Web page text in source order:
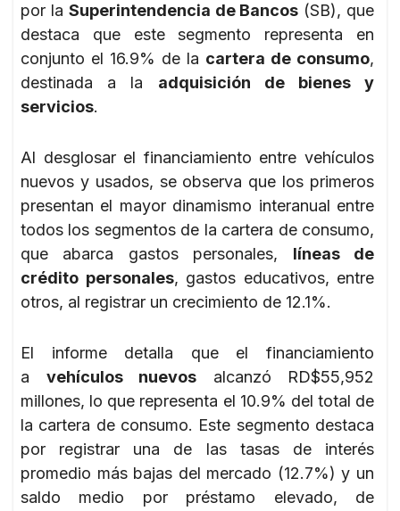
por la Superintendencia de Bancos (SB), que
destaca que este segmento representa en
conjunto el 16.9% de la cartera de consumo,
destinada a la adquisición de bienes y
servicios.
Al desglosar el financiamiento entre vehículos
nuevos y usados, se observa que los primeros
presentan el mayor dinamismo interanual entre
todos los segmentos de la cartera de consumo,
que abarca gastos personales, líneas de
crédito personales, gastos educativos, entre
otros, al registrar un crecimiento de 12.1%.
El informe detalla que el financiamiento
a vehículos nuevos alcanzó RD$55,952
millones, lo que representa el 10.9% del total de
la cartera de consumo. Este segmento destaca
por registrar una de las tasas de interés
promedio más bajas del mercado (12.7%) y un
saldo medio por préstamo elevado, de